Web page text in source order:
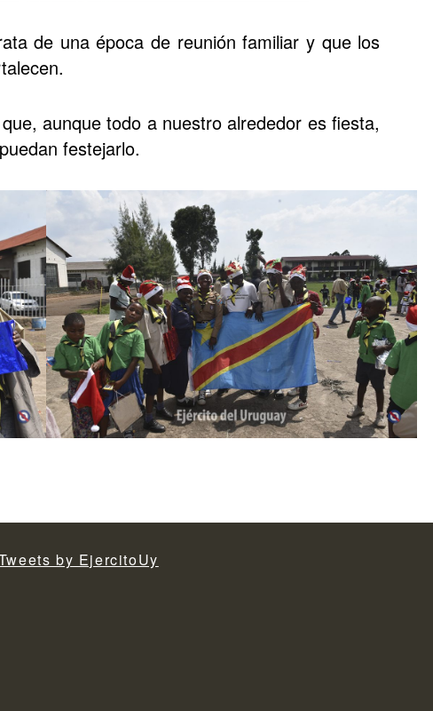
de una época de reunión familiar y que los
aunque todo a nuestro alrededor es fiesta,
festejarlo.
by EjercitoUy